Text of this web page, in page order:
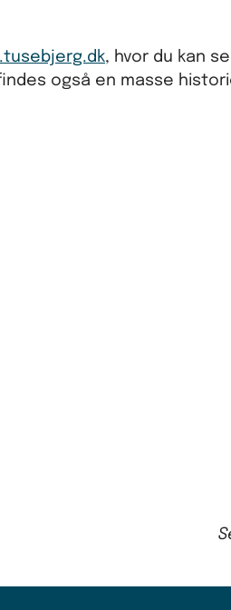
, hvor du kan
også en masse